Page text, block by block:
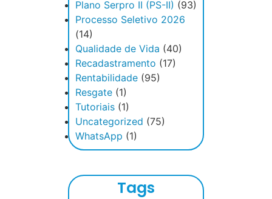
Plano Serpro II (PS-II) (93)
Processo Seletivo 2026
(14)
Qualidade de Vida (40)
Recadastramento (17)
Rentabilidade (95)
Resgate (1)
Tutoriais (1)
Uncategorized (75)
WhatsApp (1)
Tags